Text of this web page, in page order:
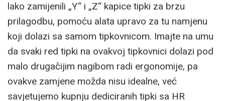
lako zamijenili „Y“ i „Z“ kapice tipki za brzu
prilagodbu, pomoću alata upravo za tu namjenu
koji dolazi sa samom tipkovnicom. Imajte na umu
da svaki red tipki na ovakvoj tipkovnici dolazi pod
malo drugačijim nagibom radi ergonomije, pa
ovakve zamjene možda nisu idealne, već
savjetujemo kupnju dediciranih tipki sa HR